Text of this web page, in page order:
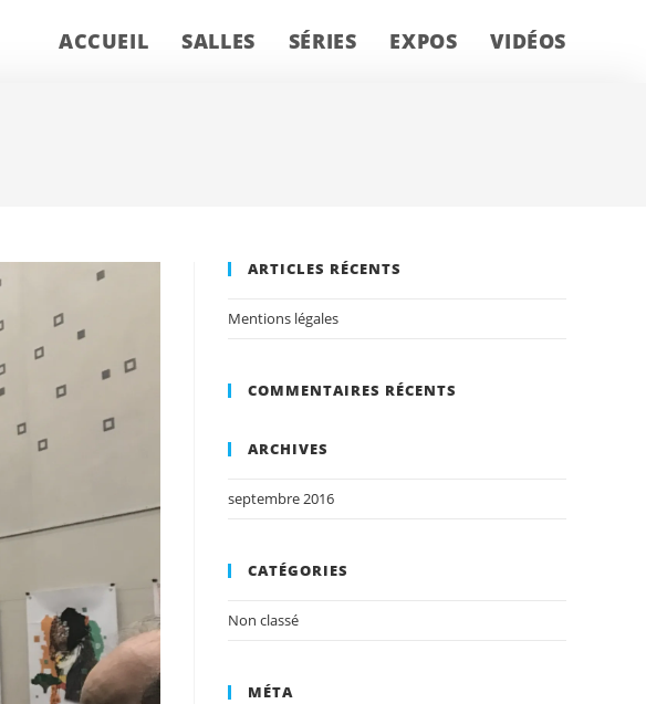
ACCUEIL SALLES SÉRIES EXPOS VIDÉOS
ARTICLES RÉCENTS
Mentions légales
COMMENTAIRES RÉCENTS
ARCHIVES
septembre 2016
CATÉGORIES
Non classé
MÉTA